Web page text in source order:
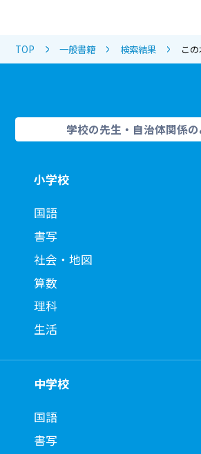
TOP 一般書籍 検索結果 こ
学校の先生・自治体関係
小学校
国語
書写
社会・地図
算数
理科
生活
中学校
国語
書写